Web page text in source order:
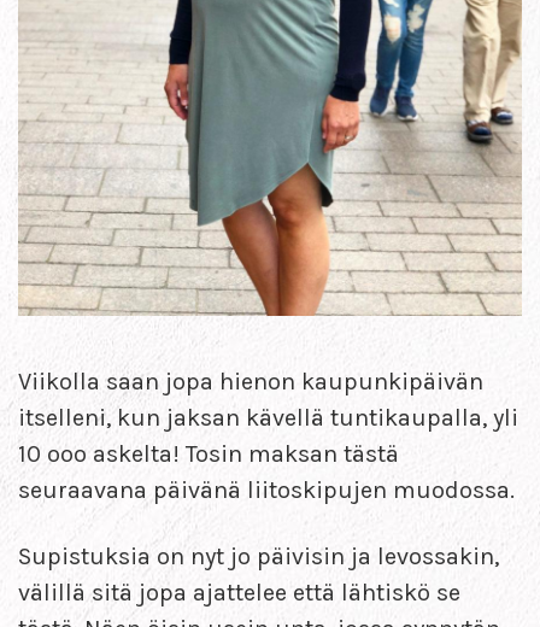
Viikolla saan jopa hienon kaupunkipäivän
itselleni, kun jaksan kävellä tuntikaupalla, yli
10 ooo askelta! Tosin maksan tästä
seuraavana päivänä liitoskipujen muodossa.
Supistuksia on nyt jo päivisin ja levossakin,
välillä sitä jopa ajattelee että lähtiskö se